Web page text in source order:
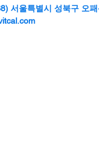
의료기기 스
서울특별시 성북구 오